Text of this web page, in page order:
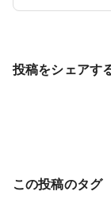
投稿をシェアす
この投稿のタグ